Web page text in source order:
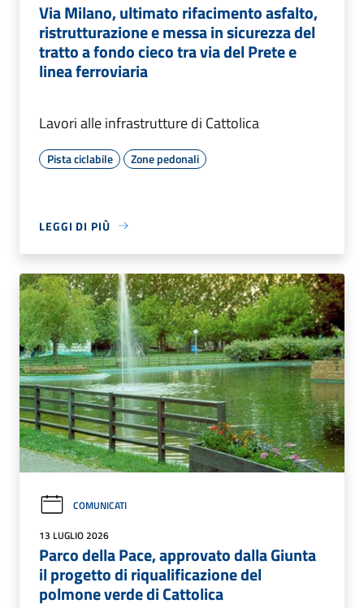
Via Milano, ultimato rifacimento asfalto,
ristrutturazione e messa in sicurezza del
tratto a fondo cieco tra via del Prete e
linea ferroviaria
Lavori alle infrastrutture di Cattolica
Pista ciclabile Zone pedonali
LEGGI DI PIÙ
COMUNICATI
13 LUGLIO 2026
Parco della Pace, approvato dalla Giunta
il progetto di riqualificazione del
polmone verde di Cattolica